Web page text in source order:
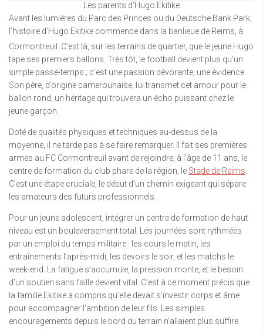
Les parents d’Hugo Ekitike
Avant les lumières du Parc des Princes ou du Deutsche Bank Park,
l’histoire d’Hugo Ekitike commence dans la banlieue de Reims, à
Cormontreuil.
C’est là, sur les terrains de quartier, que le jeune Hugo
tape ses premiers ballons. Très tôt, le football devient plus qu’un
simple passe-temps ; c’est une passion dévorante, une évidence.
Son père, d’origine camerounaise, lui transmet cet amour pour le
ballon rond, un héritage qui trouvera un écho puissant chez le
jeune garçon.
Doté de qualités physiques et techniques au-dessus de la
moyenne, il ne tarde pas à se faire remarquer. Il fait ses premières
armes au FC Cormontreuil avant de rejoindre, à l’âge de 11 ans, le
centre de formation du club phare de la région, le Stade de Reims
C’est une étape cruciale, le début d’un chemin exigeant qui sépare
les amateurs des futurs professionnels.
Pour un jeune adolescent, intégrer un centre de formation de haut
niveau est un bouleversement total. Les journées sont rythmées
par un emploi du temps militaire : les cours le matin, les
entraînements l’après-midi, les devoirs le soir, et les matchs le
week-end. La fatigue s’accumule, la pression monte, et le besoin
d’un soutien sans faille devient vital. C’est à ce moment précis que
la famille Ekitike a compris qu’elle devait s’investir corps et âme
pour accompagner l’ambition de leur fils. Les simples
encouragements depuis le bord du terrain n’allaient plus suffire.